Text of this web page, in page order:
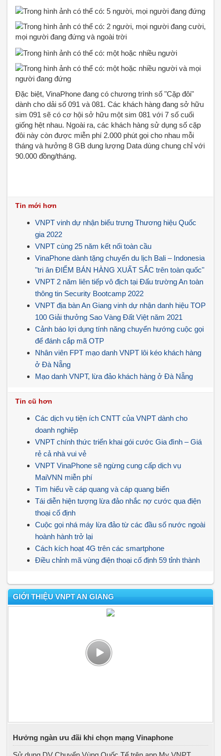
Đặc biệt, VinaPhone đang có chương trình số "Cặp đôi"
dành cho dải số 091 và 081. Các khách hàng đang sở hữu
sim 091 sẽ có cơ hội sở hữu một sim 081 với 7 số cuối
giống hệt nhau. Ngoài ra, các khách hàng sử dụng số cặp
đôi này còn được miễn phí 2.000 phút gọi cho nhau mỗi
tháng và hưởng 8 GB dung lượng Data dùng chung chỉ với
90.000 đồng/tháng.
Tin mới hơn
VNPT vinh dự nhận biểu trưng Thương hiệu Quốc
gia 2022
VNPT cùng 25 năm kết nối toàn cầu
VinaPhone dành tặng chuyến du lịch Bali – Indonesia
"tri ân ĐIỂM BÁN HÀNG XUẤT SẮC trên toàn quốc"
VNPT 2 năm liên tiếp vô địch tại Đấu trường An toàn
thông tin Security Bootcamp 2022
VNPT địa bàn An Giang vinh dự nhận danh hiệu TOP
100 Giải thưởng Sao Vàng Đất Việt năm 2021
Cảnh báo lợi dụng tính năng chuyển hướng cuộc gọi
để đánh cắp mã OTP
Nhân viên FPT mạo danh VNPT lôi kéo khách hàng
ở Đà Nẵng
Mạo danh VNPT, lừa đảo khách hàng ở Đà Nẵng
Tin cũ hơn
Các dịch vụ tiện ích CNTT của VNPT dành cho
doanh nghiệp
VNPT chính thức triển khai gói cước Gia đình – Giá
rẻ cả nhà vui vẻ
VNPT VinaPhone sẽ ngừng cung cấp dịch vụ
MaiVNN miễn phí
Tìm hiểu về cáp quang và cáp quang biển
Tái diễn hiện tượng lừa đảo nhắc nợ cước qua điện
thoại cố định
Cuộc gọi nhá máy lừa đảo từ các đầu số nước ngoài
hoành hành trở lại
Cách kích hoạt 4G trên các smartphone
Điều chỉnh mã vùng điện thoại cố định 59 tỉnh thành
GIỚI THIỆU VNPT AN GIANG
Hưởng ngàn ưu đãi khi chọn mạng Vinaphone